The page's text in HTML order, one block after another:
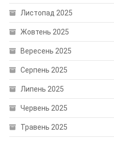
Листопад 2025
Жовтень 2025
Вересень 2025
Серпень 2025
Липень 2025
Червень 2025
Травень 2025